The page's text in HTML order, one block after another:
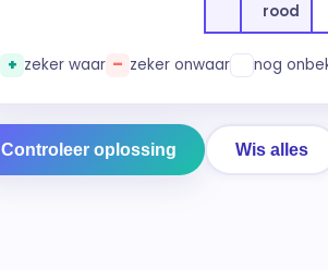
rood
+ zeker waar – zeker onwaar nog
Controleer oplossing Wis alles